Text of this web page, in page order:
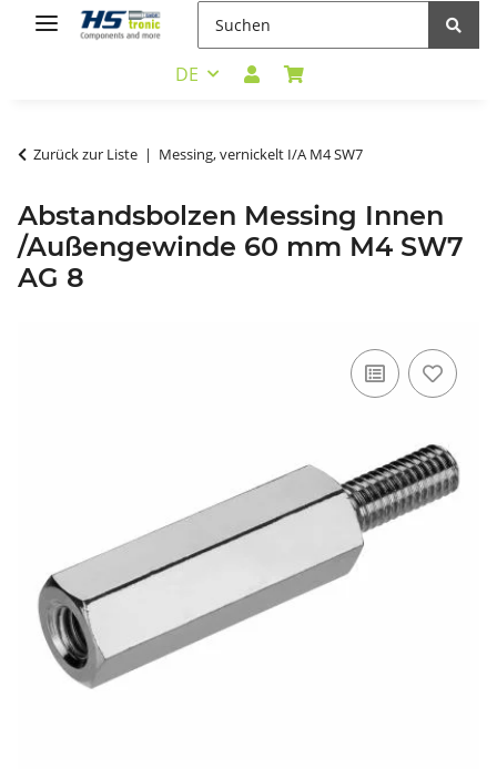
DE
Zurück zur Liste Messing, vernickelt I/A M4 SW7
Abstandsbolzen Messing Innen
/Außengewinde 60 mm M4 SW7
AG 8